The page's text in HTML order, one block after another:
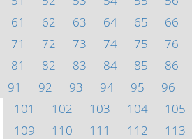
61
62 63 64 65 66
71
72 73 74 75 76
81
82 83 84 85 86
91
92 93 94 95 96
101
102 103 104 105
109
110 111 112 113